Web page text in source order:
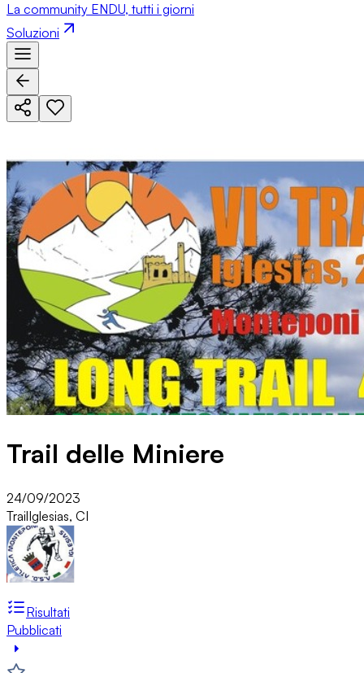
La community ENDU, tutti i giorni
Soluzioni
Trail delle Miniere
24/09/2023
TrailIglesias, CI
Risultati
Pubblicati